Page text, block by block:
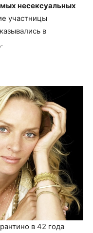
несексуальных
участницы
в
в 42 года